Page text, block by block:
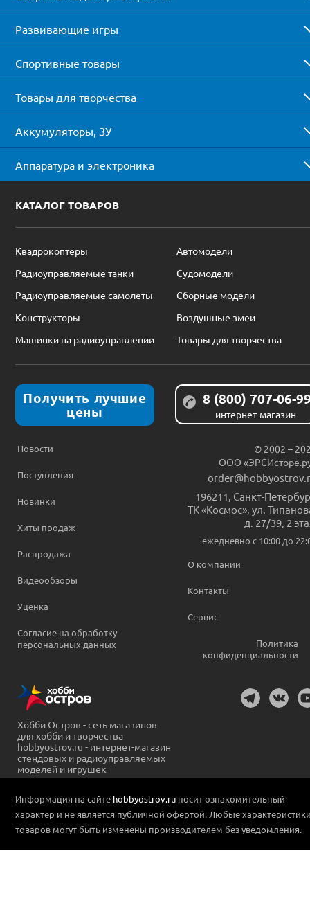
Развивающие игры
Спортивные товары
Товары для творчества
Аккумуляторы, ЗУ
Аппаратура и электроника
КАТАЛОГ ТОВАРОВ
Квадрокоптеры
Автомодели
Радиоуправляемые танки
Судомодели
Радиоуправляемые самолеты
Сборные модели
Конструкторы
Воздушные змеи
Машинки на радиоуправлении
Товары для творчества
Получить лучшие
цены
8 (800) 707-06-
интернет-магазин
Новости
Поступления
Новинки
Хиты продаж
Распродажа
Видеообзоры
Уценка
Согласие на обработку
персональных данных
© 2002 –
ООО
196211 Санкт-
ТК «Космос», ул.
д. 27/39, 2
ежедневно c 10:00 до
О компании
Контакты
Сервис
Политика
конфиденциальности
Хобби Остров - сеть магазинов
для хобби и творчества
hobbyostrov.ru - интернет-магазин
стендовых и радиоуправляемых
моделей и игрушек
Информация на сайте hobbyostrov.ru носит ознакомительный
характер и не является публичной офертой. Любые
товаров могут быть изменены производителем без уведомления.